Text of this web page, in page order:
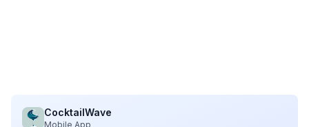
CocktailWave
Mobile App